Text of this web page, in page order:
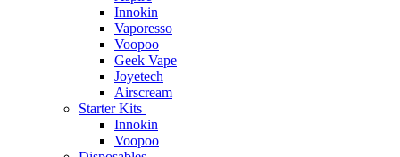
Innokin
Vaporesso
Voopoo
Geek Vape
Joyetech
Airscream
Starter Kits
Innokin
Voopoo